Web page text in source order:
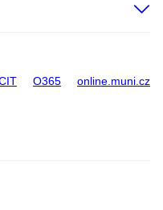
O365 online.muni.cz